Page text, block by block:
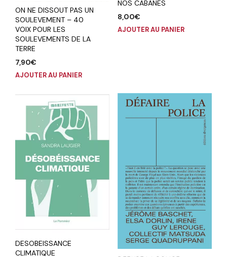
ON NE DISSOUT PAS UN
SOULEVEMENT – 40
VOIX POUR LES
SOULEVEMENTS DE LA
TERRE
7,90€
AJOUTER AU PANIER
NOS CABANES
8,00€
AJOUTER AU PANIER
DESOBEISSANCE
CLIMATIQUE